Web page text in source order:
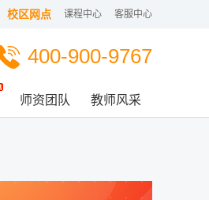
客服中心
课程中心
校区网点
400-900-9767
师资团队 教师风采